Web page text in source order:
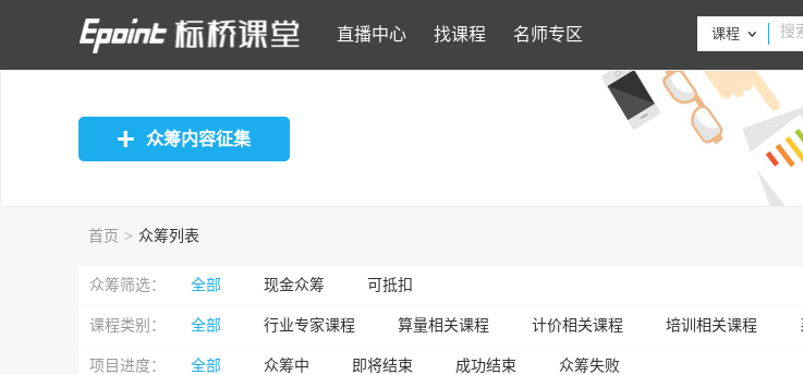
直播中心 找课程 名师专区 课程
众筹内容征集
首页 > 众筹列表
众筹筛选： 全部 现金众筹 可抵扣
课程类别： 全部 行业专家课程 算量相关课程 计价相关课程 培训相关课程
项目进度： 全部 众筹中 即将结束 成功结束 众筹失败